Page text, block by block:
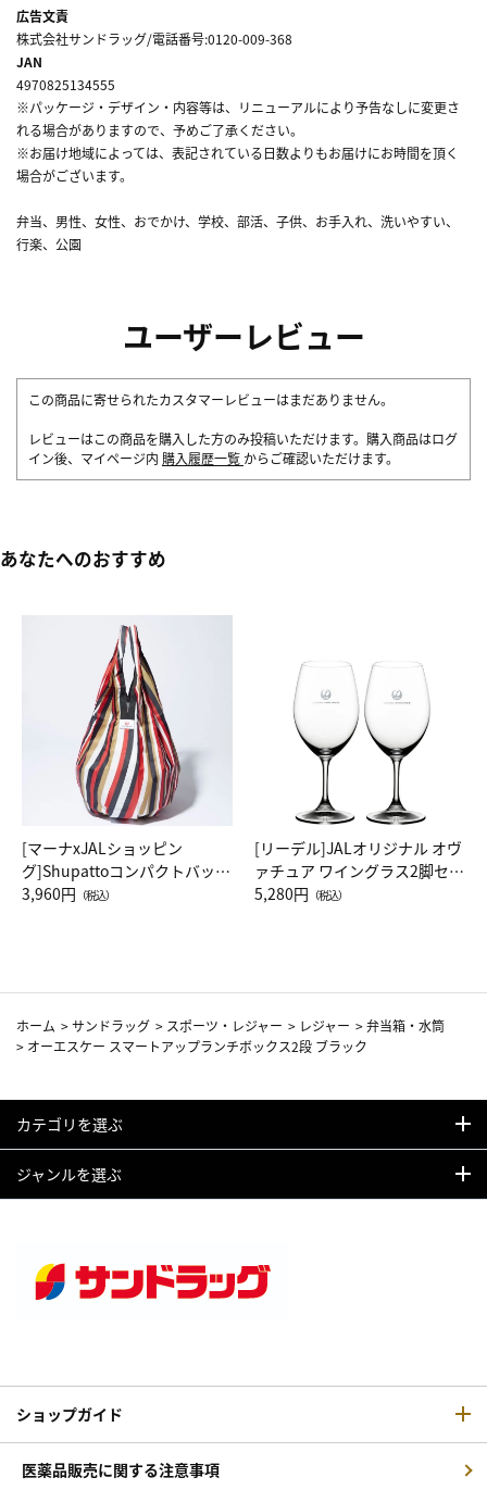
広告文責
株式会社サンドラッグ/電話番号:0120-009-368
JAN
4970825134555
※パッケージ・デザイン・内容等は、リニューアルにより予告なしに変更さ
れる場合がありますので、予めご了承ください。
※お届け地域によっては、表記されている日数よりもお届けにお時間を頂く
場合がございます。
弁当、男性、女性、おでかけ、学校、部活、子供、お手入れ、洗いやすい、
行楽、公園
ユーザーレビュー
この商品に寄せられたカスタマーレビューはまだありません。
レビューはこの商品を購入した方のみ投稿いただけます。購入商品はログ
イン後、マイページ内 購入履歴一覧 からご確認いただけます。
あなたへのおすすめ
[マーナxJALショッピン
グ]Shupattoコンパクトバッグ
Drop JAL客室乗務員（LC）ス
3,960円 （税込）
[リーデル]JALオリジナル オヴ
ァチュア ワイングラス2脚セッ
ト（レッドワイン）
5,280円 （税込）
ホーム >サンドラッグ > スポーツ・レジャー > レジャー >弁当箱・水筒
> オーエスケー スマートアップランチボックス2段 ブラック
カテゴリを選ぶ
ジャンルを選ぶ
ショップガイド
医薬品販売に関する注意事項